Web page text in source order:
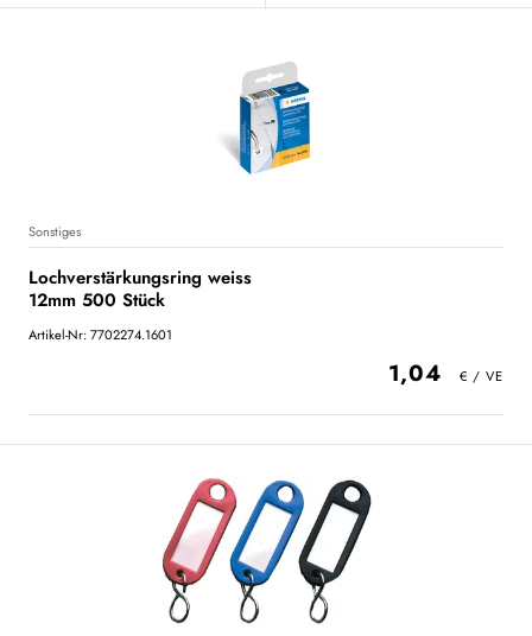
Sonstiges
Lochverstärkungsring weiss
12mm 500 Stück
Artikel-Nr: 7702274.1601
1,04